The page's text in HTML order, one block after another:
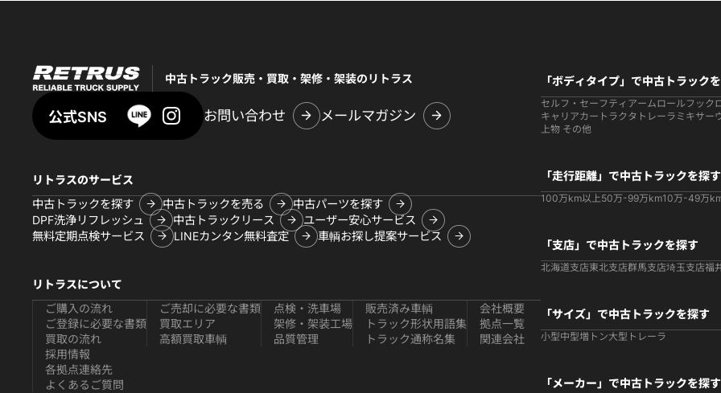
中古トラック販売・買取・架修・架装のリトラス
公式SNS お問い合わせ メールマガジン
リトラスのサービス
中古トラックを探す
中古トラックを売る
中古パーツを探す
DPF洗浄リフレッシュ
中古トラックリース
ユーザー安心サービス
無料定期点検サービス
LINEカンタン無料査定 車輌お探し提案サービス
リトラスについて
ご購入の流れ
ご登録に必要な書類
買取の流れ
ご売却に必要な書類
買取エリア
高額買取車輌
点検・洗車場
架修・架装工場
品質管理
販売済み車輌
トラック形状用語集
トラック通称名集
会社概要
拠点一覧
関連会社
採用情報
各拠点連絡先
よくあるご質問
「ボディタイプ」で中古トラック
セルフ・セーフティ アームロールフック
キャリアカー トラクタ トレーラ ミキサー
上物 その他
「走行距離」で中古トラックを探す
100万km以上50万-99万km10万-49万
「支店」で中古トラックを探す
北海道支店東北支店群馬支店埼玉支店福
「サイズ」で中古トラックを探す
小型中型増トン大型 トレーラ
「メーカー」で中古トラックを探す